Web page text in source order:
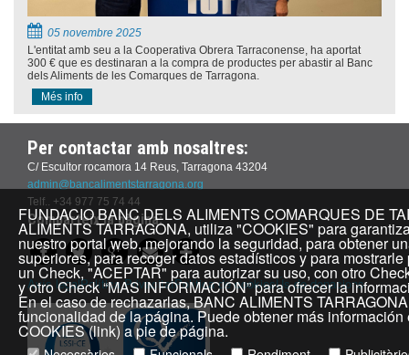
05 novembre 2025
L'entitat amb seu a la Cooperativa Obrera Tarraconense, ha aportat
300 € que es destinaran a la compra de productes per abastir al Banc
dels Aliments de les Comarques de Tarragona.
Més info
Per contactar amb nosaltres:
C/ Escultor rocamora 14 Reus, Tarragona 43204
admin@bancalimentstarragona.org
Telf.. +34 977 75 74 44
Comparteix la pàgina:
Avís legalPolítica PrivacitatPolítica de cookiesÚs de donacions
FUNDACIO BANC DELS ALIMENTS COMARQUES DE
ALIMENTS TARRAGONA, utiliza "COOKIES" para
nuestro portal web, mejorando la seguridad, para obtener
superiores, para recoger datos estadísticos y para
un Check, "ACEPTAR" para autorizar su uso, con otro
y otro Check “MAS INFORMACIÓN” para ofrecer la
En el caso de rechazarlas, BANC ALIMENTS
funcionalidad de la página. Puede obtener más
COOKIES (link) a pie de página.